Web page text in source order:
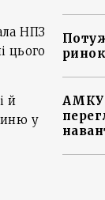
НПЗ
цього
й
у
АМКУ